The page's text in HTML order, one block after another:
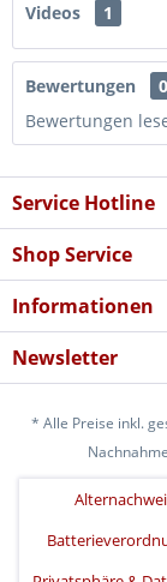
Videos 1
Bewertungen
0
Bewertungen
Service Hotline
Shop Service
Informationen
Newsletter
* Alle Preise inkl.